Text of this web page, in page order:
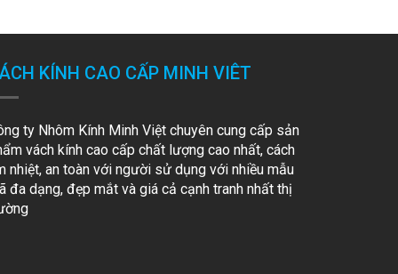
KÍNH CAO CẤP MINH VIÊT
ty Nhôm Kính Minh Việt chuyên cung cấp sản
vách kính cao cấp chất lượng cao nhất, cách
nhiệt, an toàn với người sử dụng với nhiều mẫu
đa dạng, đẹp mắt và giá cả cạnh tranh nhất thị